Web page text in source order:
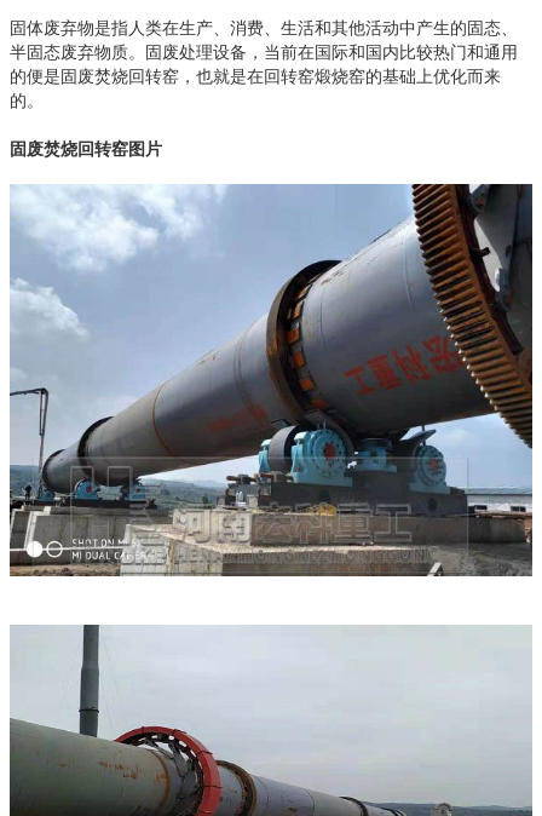
固体废弃物是指人类在生产、消费、生活和其他活动中产生的固态、
半固态废弃物质。固废处理设备，当前在国际和国内比较热门和通用
的便是固废焚烧回转窑，也就是在回转窑煅烧窑的基础上优化而来
的。
固废焚烧回转窑图片